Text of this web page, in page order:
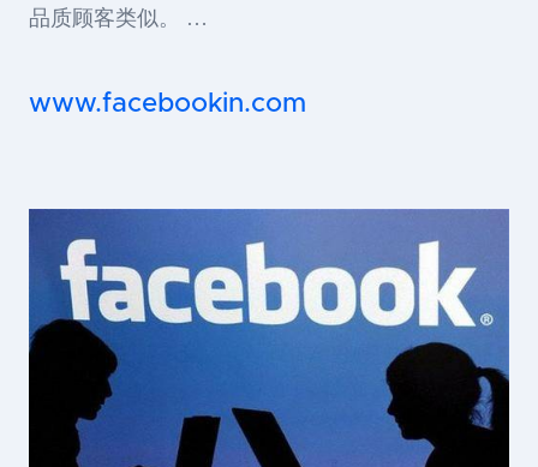
品质顾客类似。 …
www.facebookin.com